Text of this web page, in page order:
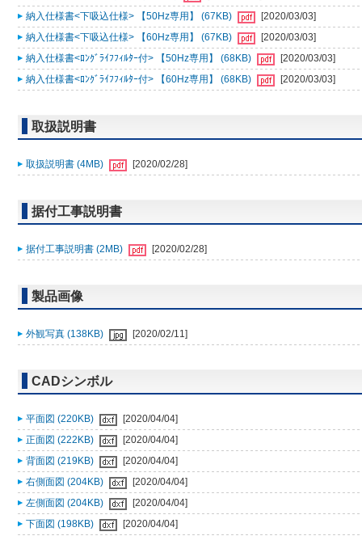
納入仕様書<下吸込仕様> 【50Hz専用】 (67KB)
[2020/03/03]
納入仕様書<下吸込仕様> 【60Hz専用】 (67KB)
[2020/03/03]
納入仕様書<ﾛﾝｸﾞﾗｲﾌﾌｨﾙﾀｰ付> 【50Hz専用】 (68KB)
[2020/03/03]
納入仕様書<ﾛﾝｸﾞﾗｲﾌﾌｨﾙﾀｰ付> 【60Hz専用】 (68KB)
[2020/03/03]
取扱説明書
取扱説明書 (4MB) [2020/02/28]
据付工事説明書
据付工事説明書 (2MB) [2020/02/28]
製品画像
外観写真 (138KB) [2020/02/11]
CADシンボル
平面図 (220KB)
[2020/04/04]
正面図 (222KB)
[2020/04/04]
背面図 (219KB)
[2020/04/04]
右側面図 (204KB)
[2020/04/04]
左側面図 (204KB)
[2020/04/04]
下面図 (198KB)
[2020/04/04]